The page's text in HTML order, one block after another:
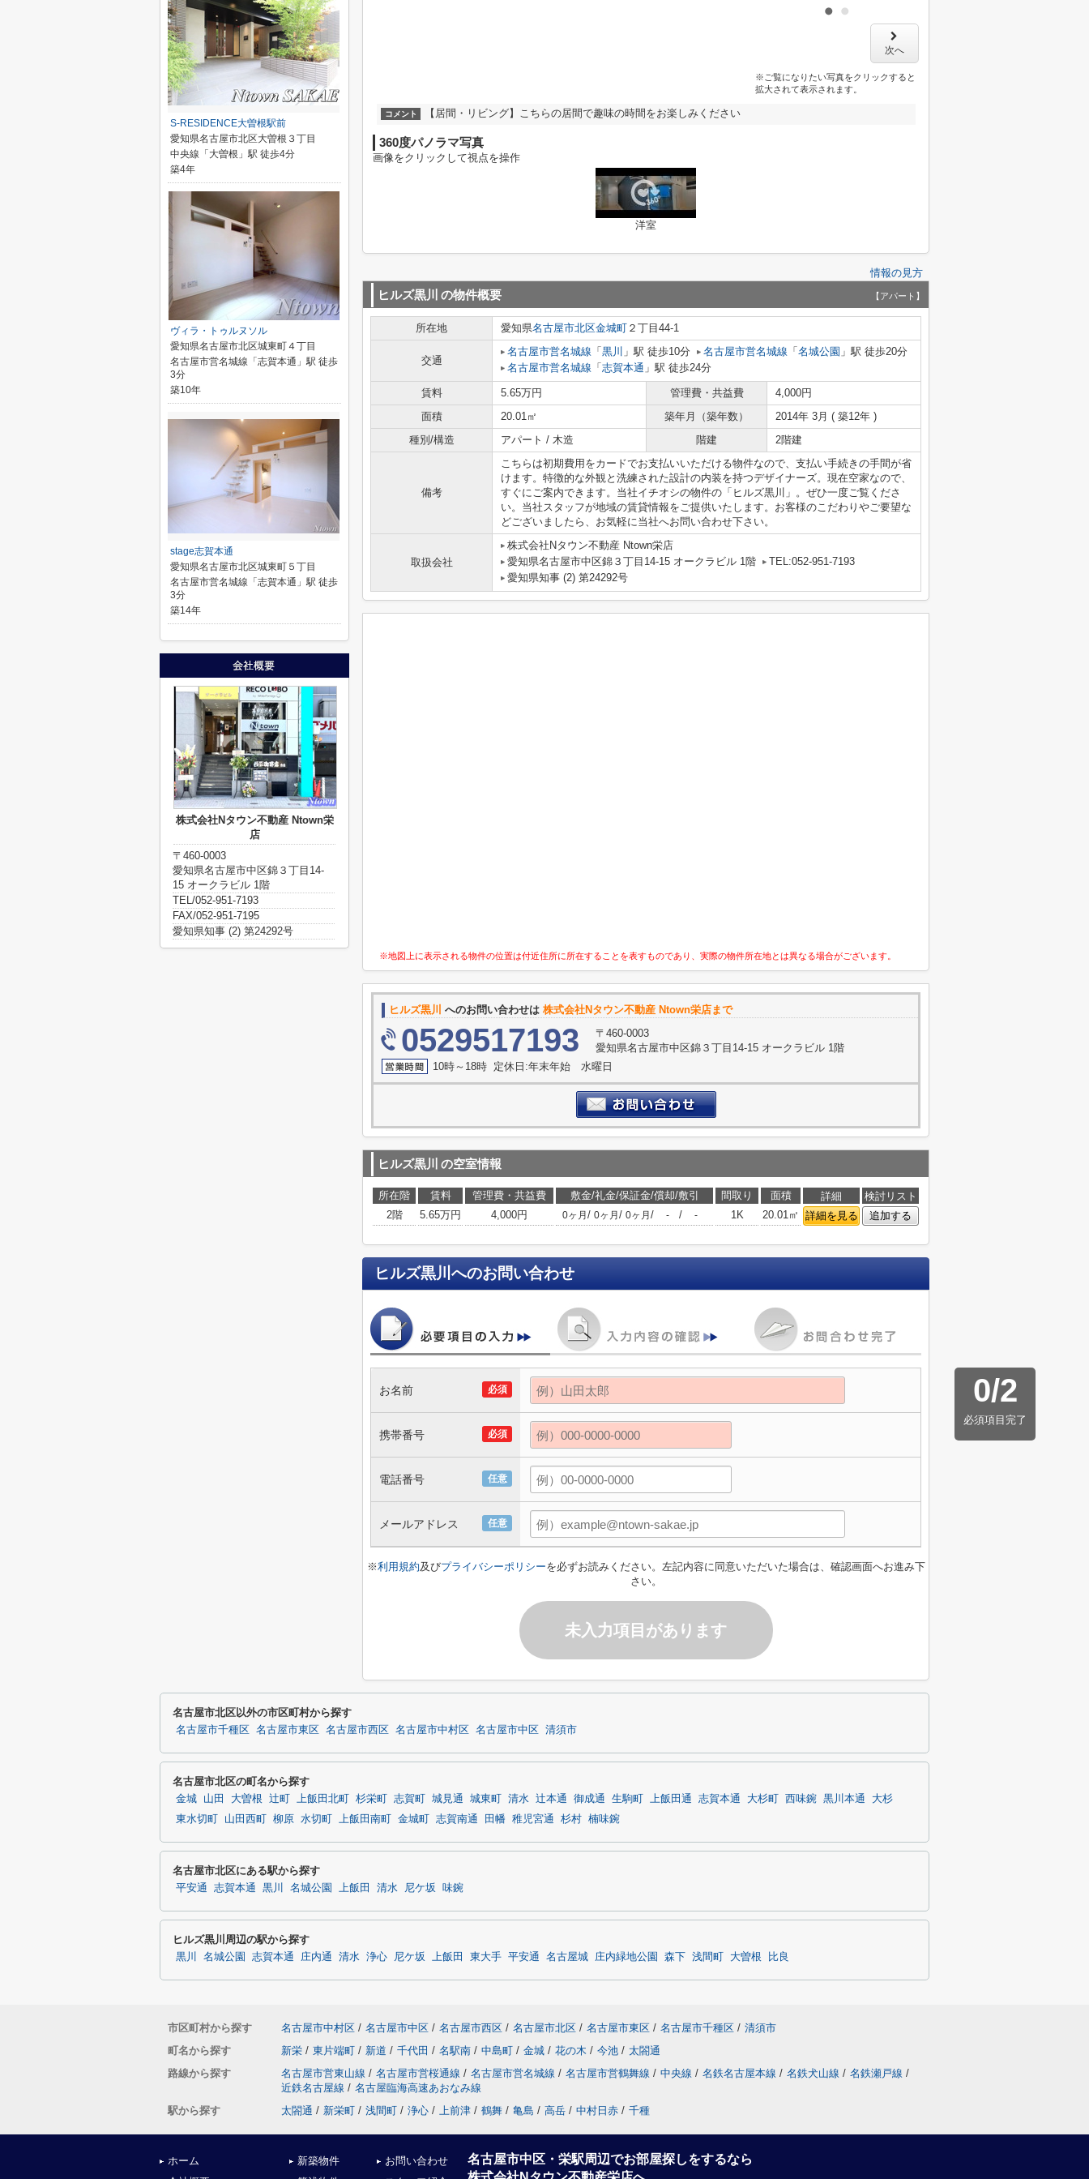
次へ
※ご覧になりたい写真をクリックすると
拡大されて表示されます。
コメント 【居間・リビング】こちらの居間で趣味の時間をお楽しみください
360度パノラマ写真
画像をクリックして視点を操作
洋室
情報の見方
ヒルズ黒川 の物件概要 【アパート】
所在地 愛知県名古屋市北区金城町 ２丁目44-1
交通
名古屋市営名城線 「 黒川 」駅 徒歩10分 名古屋市営名城線 「 名城公園 」駅 徒歩20分
名古屋市営名城線 「 志賀本通 」駅 徒歩24分
賃料 5.65万円 管理費・共益費
4,000円
面積
20.01㎡ 築年月（築年数）
2014年 3月 ( 築12年 )
種別/構造
アパート / 木造 階建 2階建
備考
こちらは初期費用をカードでお支払いいただける物件なので、支払い手続きの手間が省
けます。特徴的な外観と洗練された設計の内装を持つデザイナーズ。現在空家なので、
すぐにご案内できます。当社イチオシの物件の「ヒルズ黒川」。ぜひ一度ご覧くださ
い。当社スタッフが地域の賃貸情報をご提供いたします。お客様のこだわりやご要望な
どございましたら、お気軽に当社へお問い合わせ下さい。
取扱会社
株式会社Nタウン不動産 Ntown栄店
愛知県名古屋市中区錦３丁目14-15 オークラビル 1階
TEL:052-951-7193
愛知県知事 (2) 第24292号
※地図上に表示される物件の位置は付近住所に所在することを表すものであり、実際の物件所在地とは異なる場合がございます。
ヒルズ黒川 へのお問い合わせは 株式会社Nタウン不動産 Ntown栄店まで
0529517193
〒460-0003
愛知県名古屋市中区錦３丁目14-15 オークラビル 1階
10時～18時 定休日:年末年始 水曜日
ヒルズ黒川 の空室情報
所在階 賃料 管理費・共益費 敷金/礼金/保証金/償却/敷引 間取り 面積 詳細
検討リスト
2階
5.65万円 4,000円 0ヶ月 / 0ヶ月 / 0ヶ月 / - / - 1K 20.01㎡ 詳細を見る 追加する
ヒルズ黒川 へのお問い合わせ
0/2
必須項目完了
必須
お名前
必須
携帯番号
任意
電話番号
任意
メールアドレス
※利用規約及びプライバシーポリシーを必ずお読みください。左記内容に同意いただいた場合は、確認画面へお進み下
さい。
未入力項目があります
S-RESIDENCE大曽根駅前
愛知県名古屋市北区大曽根３丁目
中央線「大曽根」駅 徒歩4分
築4年
ヴィラ・トゥルヌソル
愛知県名古屋市北区城東町４丁目
名古屋市営名城線「志賀本通」駅 徒歩
3分
築10年
stage志賀本通
愛知県名古屋市北区城東町５丁目
名古屋市営名城線「志賀本通」駅 徒歩
3分
築14年
株式会社Nタウン不動産 Ntown栄
店
〒460-0003
愛知県名古屋市中区錦３丁目14-
15 オークラビル 1階
TEL/052-951-7193
FAX/052-951-7195
愛知県知事 (2) 第24292号
名古屋市北区以外の市区町村から探す
名古屋市千種区 名古屋市東区 名古屋市西区 名古屋市中村区 名古屋市中区 清須市
名古屋市北区の町名から探す
金城 山田 大曽根 辻町 上飯田北町 杉栄町 志賀町 城見通 城東町 清水 辻本通 御成通 生駒町 上飯田通 志賀本通 大杉町 西味鋺 黒川本通
大杉
東水切町
山田西町 柳原 水切町 上飯田南町 金城町 志賀南通 田幡 稚児宮通 杉村 楠味鋺
名古屋市北区にある駅から探す
平安通 志賀本通 黒川 名城公園 上飯田 清水 尼ケ坂 味鋺
ヒルズ黒川周辺の駅から探す
黒川 名城公園 志賀本通 庄内通 清水 浄心 尼ケ坂 上飯田 東大手 平安通 名古屋城 庄内緑地公園 森下 浅間町 大曽根 比良
市区町村から探す 名古屋市中村区 / 名古屋市中区 / 名古屋市西区 / 名古屋市北区 / 名古屋市東区 / 名古屋市千種区 / 清須市
町名から探す
新栄 / 東片端町 / 新道 / 千代田 / 名駅南 / 中島町 / 金城 / 花の木 / 今池 / 太閤通
路線から探す
名古屋市営東山線 / 名古屋市営桜通線 / 名古屋市営名城線 / 名古屋市営鶴舞線 / 中央線 / 名鉄名古屋本線 / 名鉄犬山線 / 名鉄瀬戸線 /
近鉄名古屋線 / 名古屋臨海高速あおなみ線
駅から探す
太閤通 / 新栄町 / 浅間町 / 浄心 / 上前津 / 鶴舞 / 亀島 / 高岳 / 中村日赤 / 千種
ホーム
新築物件
お問い合わせ
名古屋市中区・栄駅周辺でお部屋探しをするなら